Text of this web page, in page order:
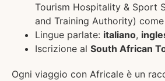
Tourism Hospitality & Sport
and Training Authority)
Lingue parlate: italiano,
Iscrizione al South African
Ogni viaggio con Africale è un